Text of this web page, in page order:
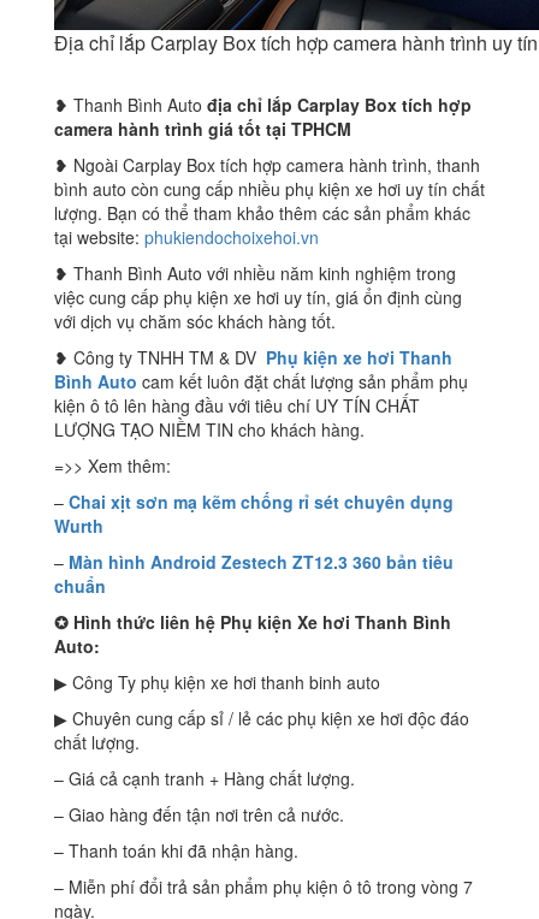
Địa chỉ lắp Carplay Box tích hợp camera hành trình uy
❥ Thanh Bình Auto địa chỉ lắp Carplay Box tích hợp
camera hành trình giá tốt tại TPHCM
❥ Ngoài Carplay Box tích hợp camera hành trình, thanh
bình auto còn cung cấp nhiều phụ kiện xe hơi uy tín chất
lượng. Bạn có thể tham khảo thêm các sản phẩm khác
tại website: phukiendochoixehoi.vn
❥ Thanh Bình Auto với nhiều năm kinh nghiệm trong
việc cung cấp phụ kiện xe hơi uy tín, giá ổn định cùng
với dịch vụ chăm sóc khách hàng tốt.
❥ Công ty TNHH TM & DV Phụ kiện xe hơi Thanh
Bình Auto cam kết luôn đặt chất lượng sản phẩm phụ
kiện ô tô lên hàng đầu với tiêu chí UY TÍN CHẤT
LƯỢNG TẠO NIỀM TIN cho khách hàng.
=>> Xem thêm:
– Chai xịt sơn mạ kẽm chống rỉ sét chuyên dụng
Wurth
– Màn hình Android Zestech ZT12.3 360 bản tiêu
chuẩn
✪ Hình thức liên hệ Phụ kiện Xe hơi Thanh Bình
Auto:
▶ Công Ty phụ kiện xe hơi thanh binh auto
▶ Chuyên cung cấp sỉ / lẻ các phụ kiện xe hơi độc đáo
chất lượng.
– Giá cả cạnh tranh + Hàng chất lượng.
– Giao hàng đến tận nơi trên cả nước.
– Thanh toán khi đã nhận hàng.
– Miễn phí đổi trả sản phẩm phụ kiện ô tô trong vòng 7
ngày.